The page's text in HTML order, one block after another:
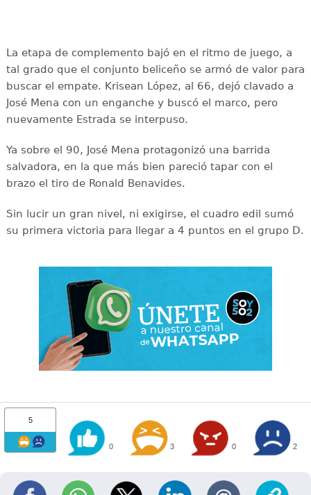
La etapa de complemento bajó en el ritmo de juego, a
tal grado que el conjunto beliceño se armó de valor para
buscar el empate. Krisean López, al 66, dejó clavado a
José Mena con un enganche y buscó el marco, pero
nuevamente Estrada se interpuso.
Ya sobre el 90, José Mena protagonizó una barrida
salvadora, en la que más bien pareció tapar con el
brazo el tiro de Ronald Benavides.
Sin lucir un gran nivel, ni exigirse, el cuadro edil sumó
su primera victoria para llegar a 4 puntos en el grupo D.
5
0 3 0 2